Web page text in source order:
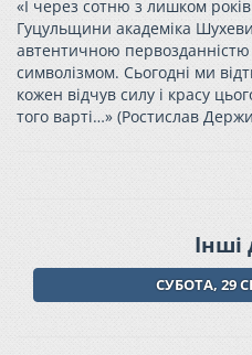
«І через сотню з лишком
Гуцульщини академіка
автентичною
символізмом. Сьогодні ми
кожен відчув силу і красу
того варті…» (Ростислав
Інші
СУБОТА, 29